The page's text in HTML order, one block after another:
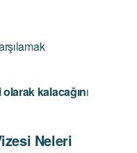
kalacağını
Neleri